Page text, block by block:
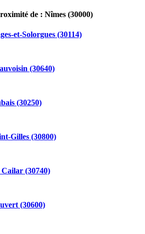
de : Nîmes (30000)
et-Solorgues (30114)
(30640)
(30250)
Gilles (30800)
(30740)
(30600)